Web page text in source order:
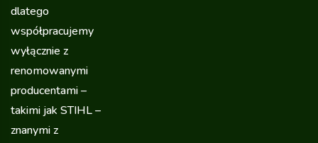
dlatego
współpracujemy
wyłącznie z
renomowanymi
producentami –
takimi jak STIHL –
znanymi z